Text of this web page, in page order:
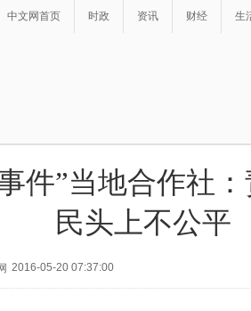
中文网首页 时政 资讯 财经 生
件”当地合作社
民头上不公平
2016-05-20 07:37:00